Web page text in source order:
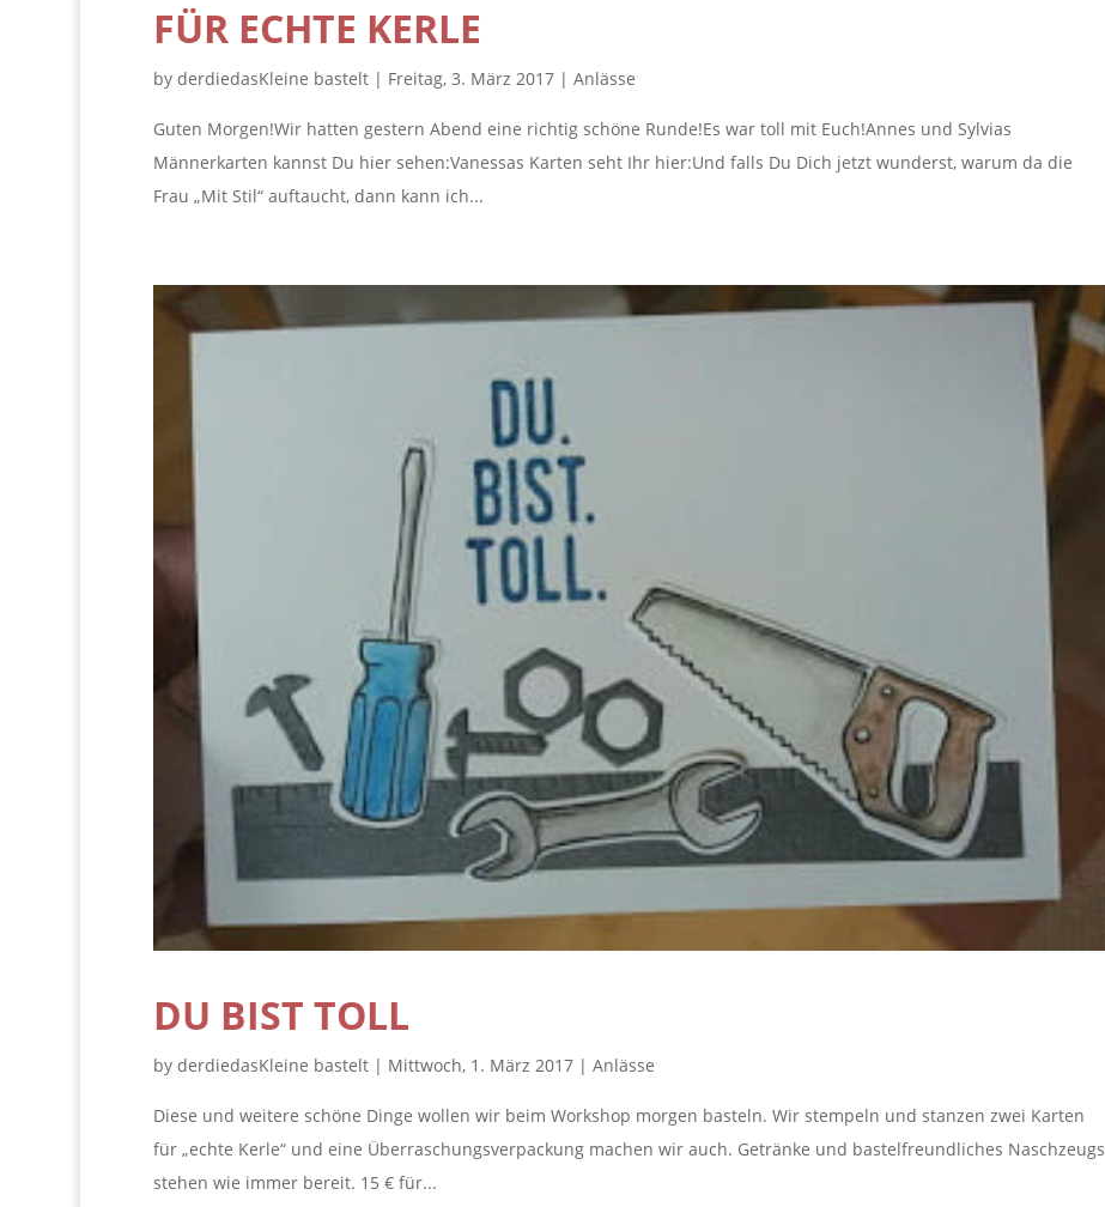
FÜR ECHTE KERLE
by derdiedasKleine bastelt| Freitag, 3. März 2017| Anlässe
Guten Morgen!Wir hatten gestern Abend eine richtig schöne Runde!Es war toll mit Euch!Annes und Sylvias
Männerkarten kannst Du hier sehen:Vanessas Karten seht Ihr hier:Und falls Du Dich jetzt wunderst, warum da die
Frau „Mit Stil“ auftaucht, dann kann ich...
DU BIST TOLL
by derdiedasKleine bastelt| Mittwoch, 1. März 2017| Anlässe
Diese und weitere schöne Dinge wollen wir beim Workshop morgen basteln. Wir stempeln und stanzen zwei Karten
für „echte Kerle“ und eine Überraschungsverpackung machen wir auch. Getränke und bastelfreundliches Naschzeugs
stehen wie immer bereit. 15 € für...